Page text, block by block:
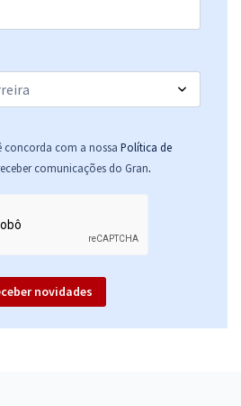
concorda com a nossa Política de
comunicações do Gran.
novidades